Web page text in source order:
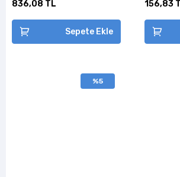
836,08 TL
Sepete Ekle
156,83
%5